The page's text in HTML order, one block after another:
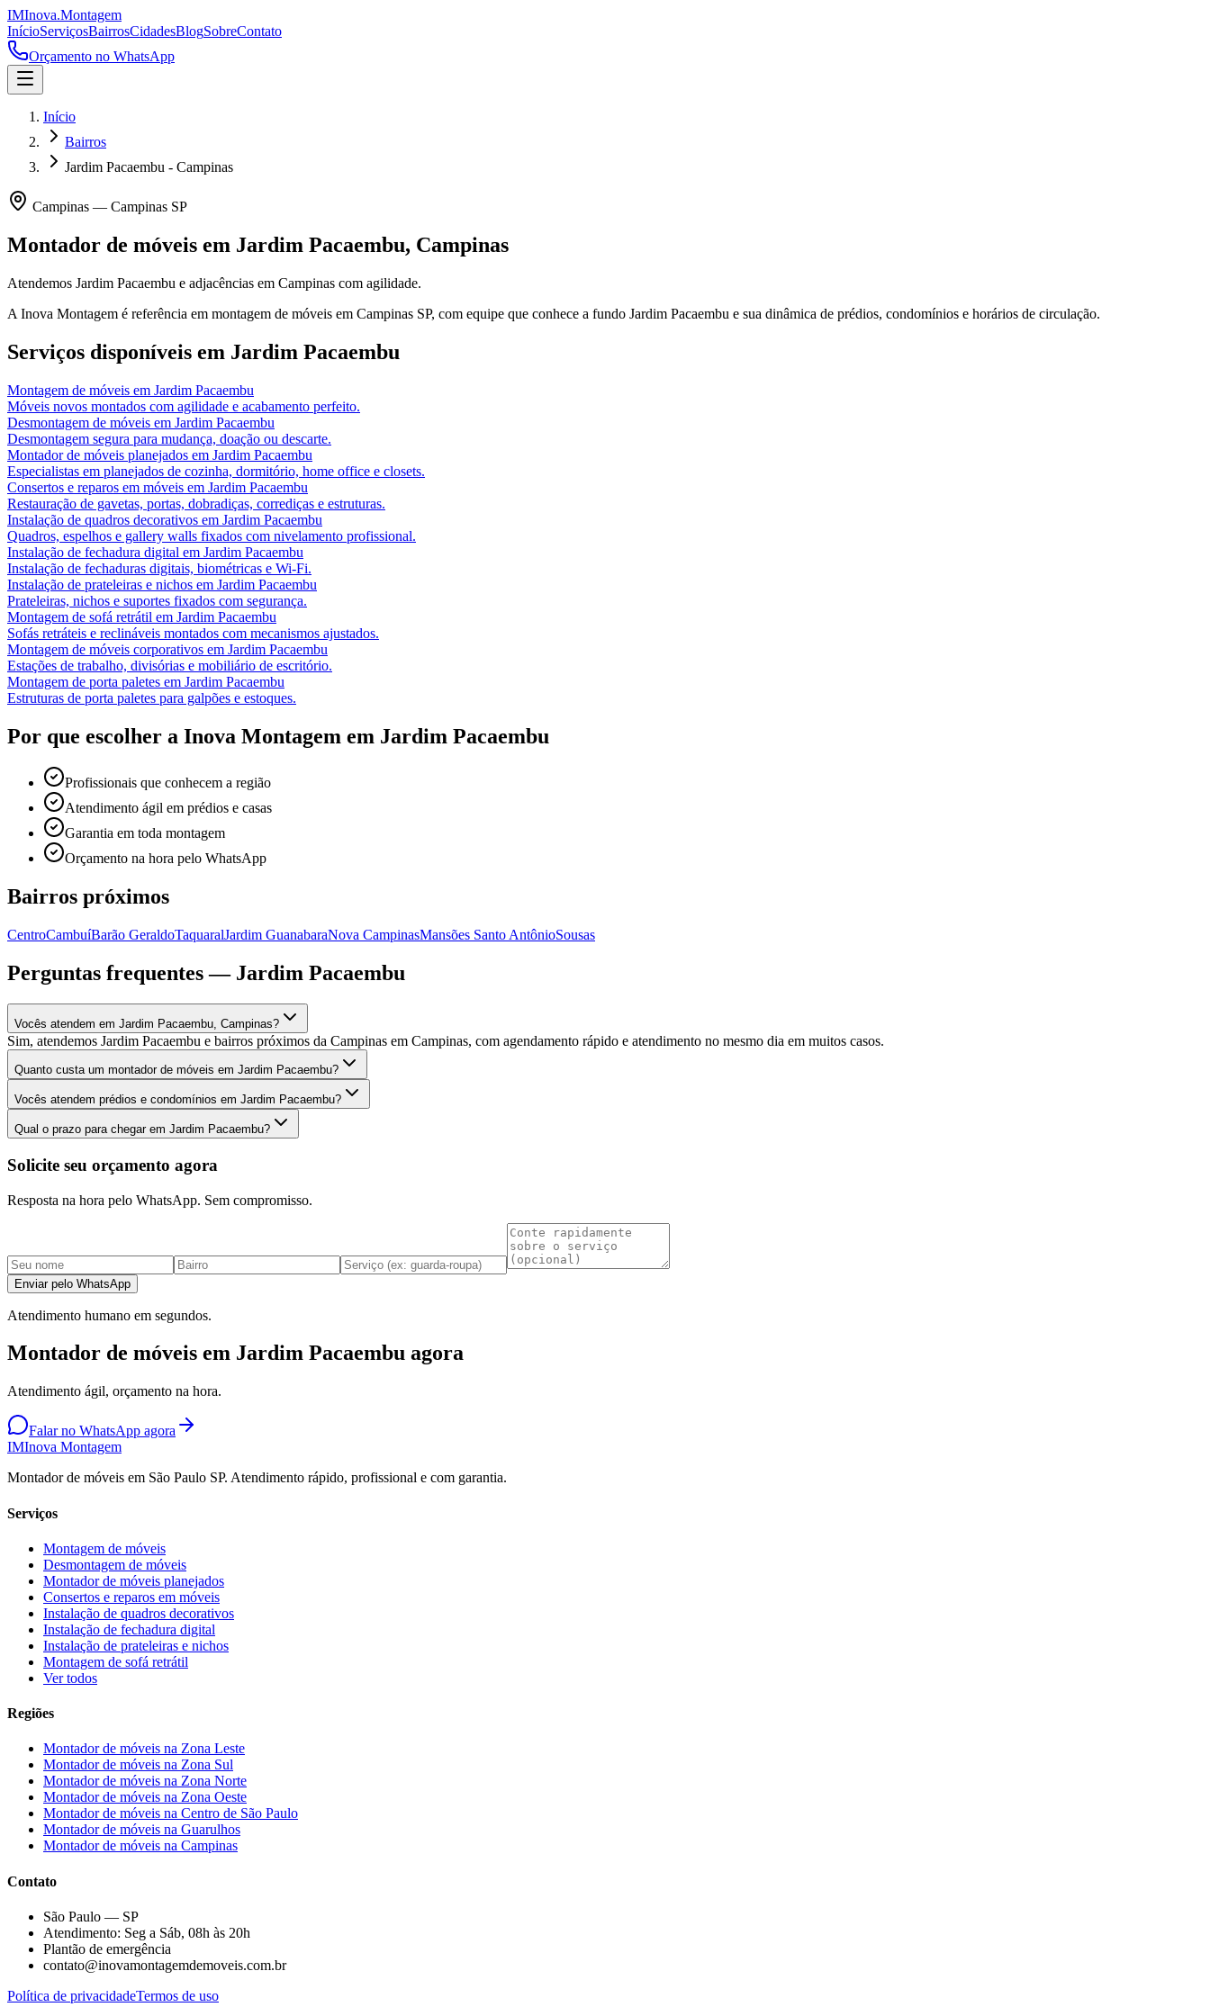
IMInova.Montagem
InícioServiçosBairrosCidadesBlogSobreContato
Orçamento no WhatsApp
Início
Bairros
Jardim Pacaembu - Campinas
Campinas — Campinas SP
Montador de móveis em Jardim Pacaembu, Campinas
Atendemos Jardim Pacaembu e adjacências em Campinas com agilidade.
A Inova Montagem é referência em montagem de móveis em Campinas SP, com equipe que conhece a fundo Jardim Pacaembu e sua dinâmica de prédios, condomínios e horários de circulação.
Serviços disponíveis em Jardim Pacaembu
Montagem de móveis em Jardim Pacaembu
Móveis novos montados com agilidade e acabamento perfeito.
Desmontagem de móveis em Jardim Pacaembu
Desmontagem segura para mudança, doação ou descarte.
Montador de móveis planejados em Jardim Pacaembu
Especialistas em planejados de cozinha, dormitório, home office e closets.
Consertos e reparos em móveis em Jardim Pacaembu
Restauração de gavetas, portas, dobradiças, corrediças e estruturas.
Instalação de quadros decorativos em Jardim Pacaembu
Quadros, espelhos e gallery walls fixados com nivelamento profissional.
Instalação de fechadura digital em Jardim Pacaembu
Instalação de fechaduras digitais, biométricas e Wi-Fi.
Instalação de prateleiras e nichos em Jardim Pacaembu
Prateleiras, nichos e suportes fixados com segurança.
Montagem de sofá retrátil em Jardim Pacaembu
Sofás retráteis e reclináveis montados com mecanismos ajustados.
Montagem de móveis corporativos em Jardim Pacaembu
Estações de trabalho, divisórias e mobiliário de escritório.
Montagem de porta paletes em Jardim Pacaembu
Estruturas de porta paletes para galpões e estoques.
Por que escolher a Inova Montagem em Jardim Pacaembu
Profissionais que conhecem a região
Atendimento ágil em prédios e casas
Garantia em toda montagem
Orçamento na hora pelo WhatsApp
Bairros próximos
CentroCambuíBarão GeraldoTaquaralJardim GuanabaraNova CampinasMansões Santo AntônioSousas
Perguntas frequentes — Jardim Pacaembu
Vocês atendem em Jardim Pacaembu, Campinas?
Sim, atendemos Jardim Pacaembu e bairros próximos da Campinas em Campinas, com agendamento rápido e atendimento no mesmo dia em muitos casos.
Quanto custa um montador de móveis em Jardim Pacaembu?
Vocês atendem prédios e condomínios em Jardim Pacaembu?
Qual o prazo para chegar em Jardim Pacaembu?
Solicite seu orçamento agora
Resposta na hora pelo WhatsApp. Sem compromisso.
Enviar pelo WhatsApp
Atendimento humano em segundos.
Montador de móveis em Jardim Pacaembu agora
Atendimento ágil, orçamento na hora.
Falar no WhatsApp agora
IMInova Montagem
Montador de móveis em São Paulo SP. Atendimento rápido, profissional e com garantia.
Serviços
Montagem de móveis
Desmontagem de móveis
Montador de móveis planejados
Consertos e reparos em móveis
Instalação de quadros decorativos
Instalação de fechadura digital
Instalação de prateleiras e nichos
Montagem de sofá retrátil
Ver todos
Regiões
Montador de móveis na Zona Leste
Montador de móveis na Zona Sul
Montador de móveis na Zona Norte
Montador de móveis na Zona Oeste
Montador de móveis na Centro de São Paulo
Montador de móveis na Guarulhos
Montador de móveis na Campinas
Contato
São Paulo — SP
Atendimento: Seg a Sáb, 08h às 20h
Plantão de emergência
contato@inovamontagemdemoveis.com.br
Política de privacidadeTermos de uso